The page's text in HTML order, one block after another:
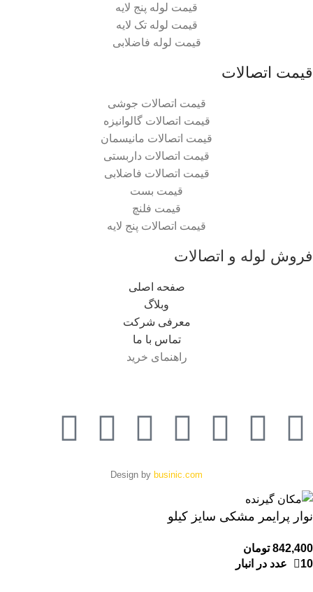
قیمت لوله پنج لایه
قیمت لوله تک لایه
قیمت لوله فاضلابی
قیمت اتصالات
قیمت اتصالات جوشی
قیمت اتصالات گالوانیزه
قیمت اتصالات مانیسمان
قیمت اتصالات داربستی
قیمت اتصالات فاضلابی
قیمت بست
قیمت فلنچ
قیمت اتصالات پنج لایه
فروش لوله و اتصالات
صفحه اصلی
وبلاگ
معرفی شرکت
تماس با ما
راهنمای خرید
Design by businic.com
نوار پرایمر مشکی سایز کیلو
842,400 تومان
10 عدد در انبار